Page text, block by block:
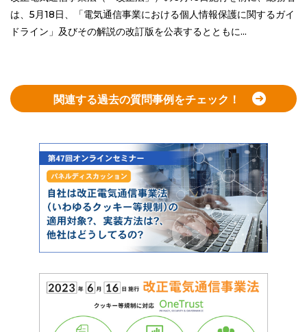
は、5月18日、「電気通信事業における個人情報保護に関するガイ
ドライン」及びその解説の改訂版を公表するとともに...
関連する過去の質問事例をチェック！